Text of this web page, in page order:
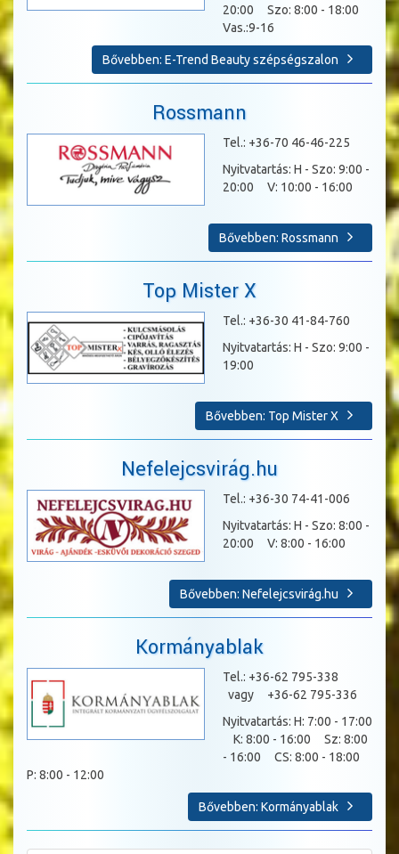
20:00 Szo: 8:00 - 18:00
Vas.:9-16
Bővebben: E-Trend Beauty szépségszalon
Rossmann
Tel.: +36-70 46-46-225
Nyitvatartás: H - Szo: 9:00 -
20:00 V: 10:00 - 16:00
Bővebben: Rossmann
Top Mister X
Tel.: +36-30 41-84-760
Nyitvatartás: H - Szo: 9:00 -
19:00
Bővebben: Top Mister X
Nefelejcsvirág.hu
Tel.: +36-30 74-41-006
Nyitvatartás: H - Szo: 8:00 -
20:00 V: 8:00 - 16:00
Bővebben: Nefelejcsvirág.hu
Kormányablak
Tel.: +36-62 795-338
vagy +36-62 795-336
Nyitvatartás: H: 7:00 - 17:00
K: 8:00 - 16:00 Sz: 8:00
- 16:00 CS: 8:00 - 18:00
P: 8:00 - 12:00
Bővebben: Kormányablak